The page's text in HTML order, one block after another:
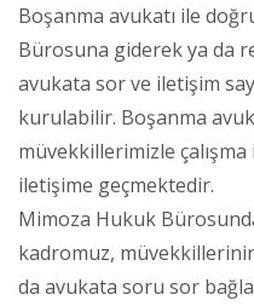
Boşanma avukatı ile
Bürosuna giderek ya da
avukata sor ve iletişim
kurulabilir. Boşanma
müvekkillerimizle
iletişime geçmektedir.
Mimoza Hukuk
kadromuz,
da avukata soru sor